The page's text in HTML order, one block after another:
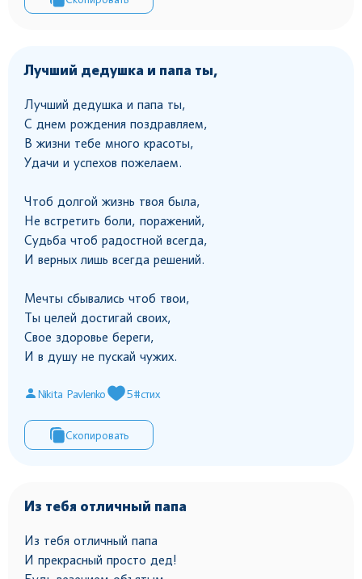
Лучший дедушка и папа ты,
Лучший дедушка и папа ты,
С днем рождения поздравляем,
В жизни тебе много красоты,
Удачи и успехов пожелаем.
Чтоб долгой жизнь твоя была,
Не встретить боли, поражений,
Судьба чтоб радостной всегда,
И верных лишь всегда решений.
Мечты сбывались чтоб твои,
Ты целей достигай своих,
Свое здоровье береги,
И в душу не пускай чужих.
Nikita Pavlenko 5#стих
Скопировать
Из тебя отличный папа
Из тебя отличный папа
И прекрасный просто дед!